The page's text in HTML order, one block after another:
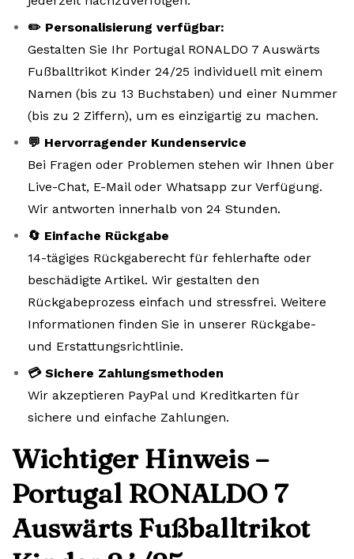
✏️ Personalisierung verfügbar:
Gestalten Sie Ihr Portugal RONALDO 7 Auswärts
Fußballtrikot Kinder 24/25 individuell mit einem
Namen (bis zu 13 Buchstaben) und einer Nummer
(bis zu 2 Ziffern), um es einzigartig zu machen.
💬 Hervorragender Kundenservice
Bei Fragen oder Problemen stehen wir Ihnen über
Live-Chat, E-Mail oder Whatsapp zur Verfügung.
Wir antworten innerhalb von 24 Stunden.
🔄 Einfache Rückgabe
14-tägiges Rückgaberecht für fehlerhafte oder
beschädigte Artikel. Wir gestalten den
Rückgabeprozess einfach und stressfrei. Weitere
Informationen finden Sie in unserer Rückgabe-
und Erstattungsrichtlinie.
💳 Sichere Zahlungsmethoden
Wir akzeptieren PayPal und Kreditkarten für
sichere und einfache Zahlungen.
Wichtiger Hinweis –
Portugal RONALDO 7
Auswärts Fußballtrikot